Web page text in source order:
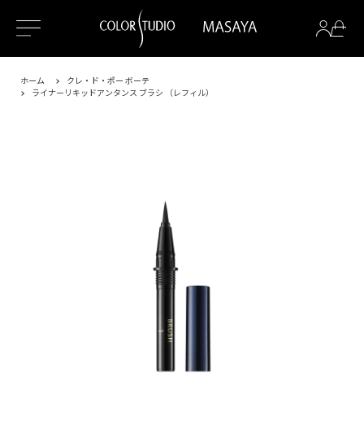
ホーム
クレ・ド・ポー ボーテ
ライナーリキッドアンタンス ブラシ （レフィル）